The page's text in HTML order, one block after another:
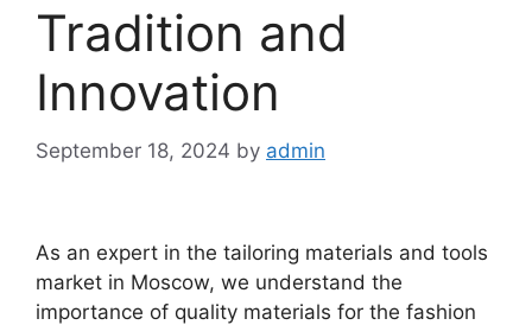
Tradition and
Innovation
September 18, 2024 by admin
As an expert in the tailoring materials and tools
market in Moscow, we understand the
importance of quality materials for the fashion